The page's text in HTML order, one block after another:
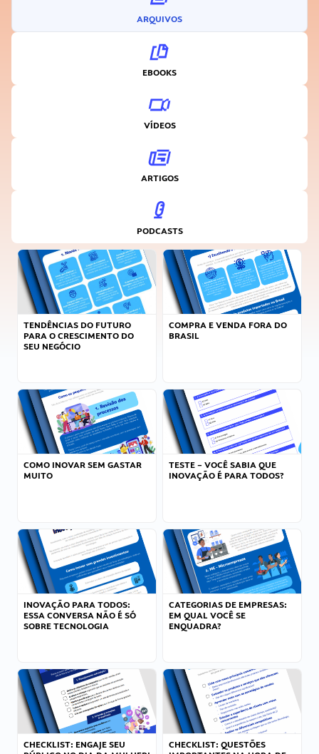
ARQUIVOS
EBOOKS
VÍDEOS
ARTIGOS
PODCASTS
TENDÊNCIAS DO FUTURO
PARA O CRESCIMENTO DO
SEU NEGÓCIO
COMPRA E VENDA FORA DO
BRASIL
COMO INOVAR SEM GASTAR
MUITO
TESTE – VOCÊ SABIA QUE
INOVAÇÃO É PARA TODOS?
INOVAÇÃO PARA TODOS:
ESSA CONVERSA NÃO É SÓ
SOBRE TECNOLOGIA
CATEGORIAS DE EMPRESAS:
EM QUAL VOCÊ SE
ENQUADRA?
CHECKLIST: ENGAJE SEU
CHECKLIST: QUESTÕES